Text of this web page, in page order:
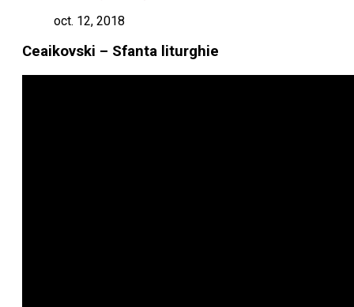
oct. 12, 2018
Ceaikovski – Sfanta liturghie